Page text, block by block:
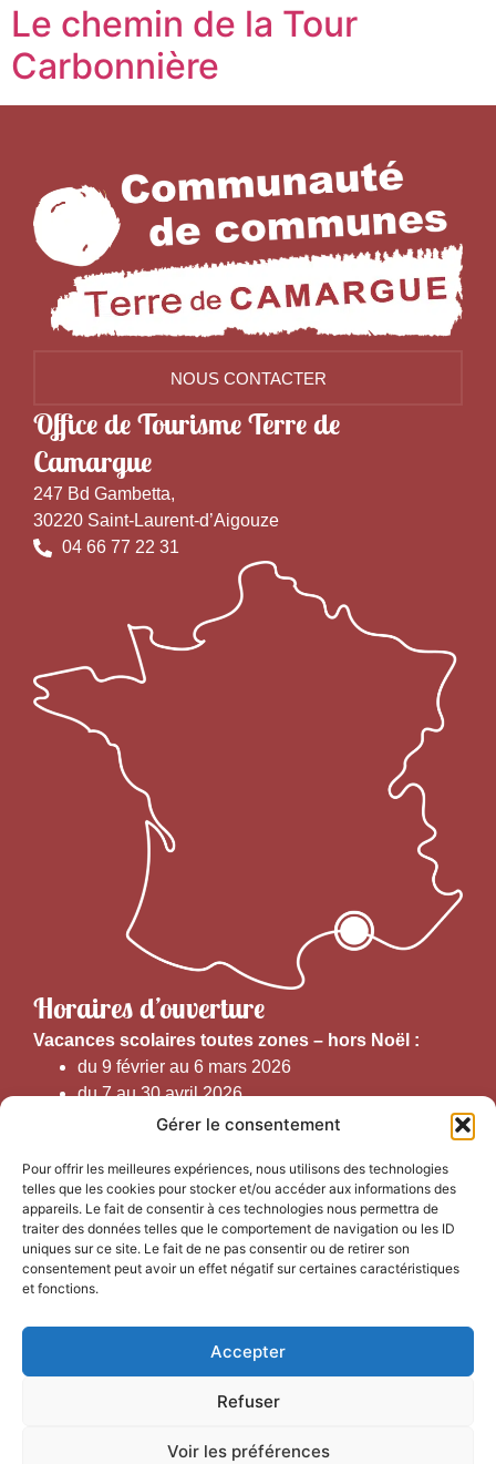
Gérer le consentement
Pour offrir les meilleures expériences, nous utilisons des technologies
telles que les cookies pour stocker et/ou accéder aux informations des
appareils. Le fait de consentir à ces technologies nous permettra de
traiter des données telles que le comportement de navigation ou les ID
uniques sur ce site. Le fait de ne pas consentir ou de retirer son
consentement peut avoir un effet négatif sur certaines caractéristiques
et fonctions.
Accepter
Refuser
Voir les préférences
Le chemin de la Tour
Carbonnière
NOUS CONTACTER
Office de Tourisme Terre de
Camargue
247 Bd Gambetta,
30220 Saint-Laurent-d’Aigouze
04 66 77 22 31
Horaires d’ouverture
Vacances scolaires toutes zones – hors Noël :
du 9 février au 6 mars 2026
du 7 au 30 avril 2026
du 1er juin au 30 septembre 2026
Horaires d’ouverture au public :
Du 1er septembre au 30 juin 2026 (hors juillet et août)
du lundi au vendredi de 9h50 à 12h30 et de
Du 1er juillet au 31 août 2026